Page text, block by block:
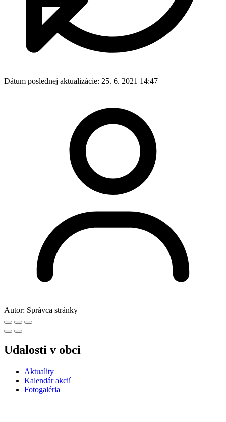
Dátum poslednej aktualizácie: 25. 6. 2021 14:47
Autor: Správca stránky
Udalosti v obci
Aktuality
Kalendár akcií
Fotogaléria